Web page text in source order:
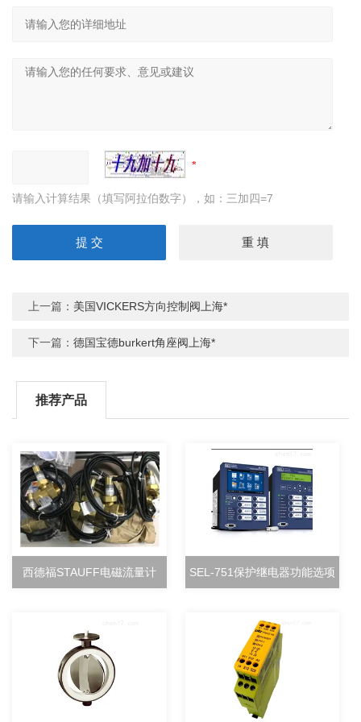
请输入计算结果（填写阿拉伯数字），如：三加四=7
上一篇： 美国VICKERS方向控制阀上海*
下一篇：德国宝德burkert角座阀上海*
推荐产品
西德福STAUFF电磁流量计 SEL-751保护继电器功能选项